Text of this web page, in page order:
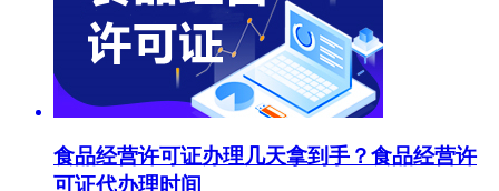
食品经营许可证办理几天拿到手？食品经营许
可证代办理时间